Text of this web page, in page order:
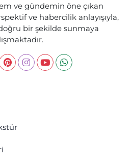
ve gündemin öne çıkan
ve habercilik anlayışıyla,
doğru bir şekilde sunmaya